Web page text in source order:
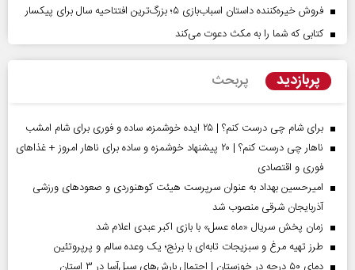
فروش خیره‌کننده داستان اسباب‌بازی ۵؛ بزرگ‌ترین افتتاحیه سال برای پیکسار
کتابی که شما را به مکث دعوت می‌کند
پربازدید پربحث
برای شام چی درست کنم؟ | ۲۵ ایده خوشمزه، ساده و فوری برای شام امشب
ناهار چی درست کنم؟ | ۲۰ پیشنهاد خوشمزه و ساده برای ناهار امروز + غذاهای
فوری و اقتصادی
امیرحسین بهداد به عنوان سرپرست هیئت کوهنوردی و صعودهای ورزشی
آذربایجان شرقی منصوب شد
زمان پخش سریال «ماه عسل» با بازی اکبر عبدی اعلام شد
طرز تهیه مرغ و سبزیجات تابه‌ای با برنج؛ یک وعده سالم و پرپروتئین